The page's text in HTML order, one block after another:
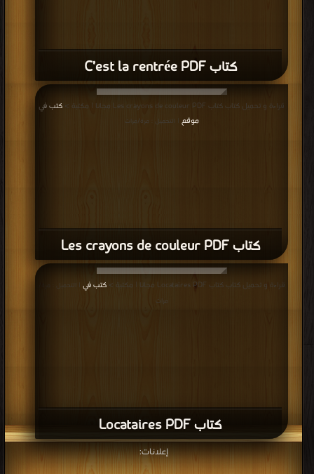
كتاب C’est la rentrée PDF
كتاب Les crayons de couleur PDF
قراءة و تحميل كتاب كتاب Les crayons de couleur PDF مجانا | مكتبة >
كتب في
موقع
| التحميل : مرة/مرات
كتاب Locataires PDF
قراءة و تحميل كتاب كتاب Locataires PDF مجانا | مكتبة > كتب في
| التحميل : مرة/
مرات
إعلانات: